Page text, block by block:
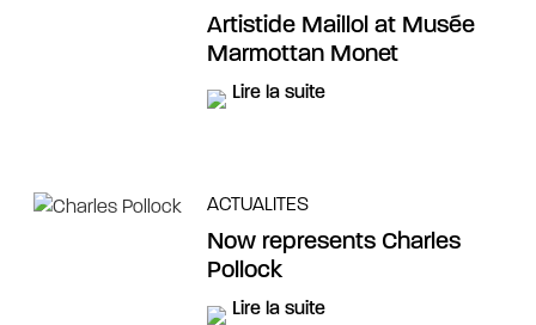
Artistide Maillol at Musée
Marmottan Monet
Lire la suite
ACTUALITES
Now represents Charles
Pollock
Lire la suite